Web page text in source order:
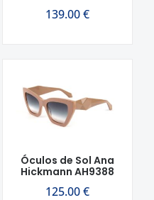
139.00€
Óculos de Sol Ana
Hickmann AH9388
125.00€